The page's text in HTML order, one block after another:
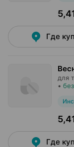
Где
для
•
Где